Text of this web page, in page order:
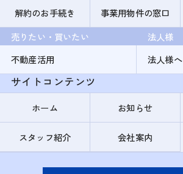
解約のお手続き
事業用物件の窓口
売りたい・買いたい
不動産活用
法人様
法人様へ
サイトコンテンツ
ホーム お知らせ
スタッフ紹介 会社案内